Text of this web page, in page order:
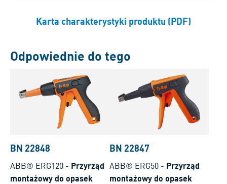
Karta charakterystyki produktu (PDF)
Odpowiednie do tego
BN 22848
ABB® ERG120 - Przyrząd
montażowy do opasek
BN 22847
ABB® ERG50 - Przyrząd
montażowy do opasek